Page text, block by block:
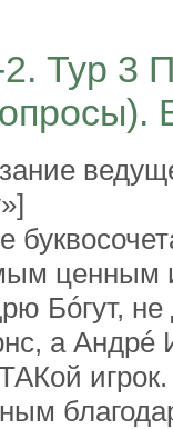
Тур 3
ценным
Бóгут,
а Андрé